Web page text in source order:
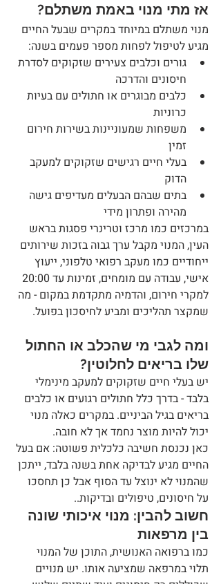
אז מתי מנוי באמת משתלם?
מנוי משתלם במיוחד במקרים שבעל החיים
מגיע לטיפול לפחות מספר פעמים בשנה:
גורים וכלבים צעירים שזקוקים לסדרת
חיסונים והדרכה
כלבים מבוגרים או חתולים עם בעיות
כרוניות
משפחות שמעוניינות בשירות חירום
זמין
בעלי חיים רגישים שזקוקים למעקב
הדוק
בתים שבהם הבעלים מעדיפים גישה
מהירה ופתרון מידי
במרכזים כמו מרכז וטרינרי פסגות בראש
העין, המנוי מקבל ערך גבוה בזכות שירותים
ייחודיים כמו מעקב רפואי טלפוני, ייעוץ
למקרי חירום, והדמיה מתקדמת במקום - מה
שמקצר תהליכים ומביע לחיסכון בפועל.
ומה לגבי מי שהכלב או החתול
שלו בריאים לחלוטין?
יש בעלי חיים שזקוקים למעקב מינימלי
בלבד - בדרך כלל חתולים רגועים או כלבים
בריאים בגיל הביניים. במקרים כאלה מנוי
יכול להיות מוצר נחמד אך לא חובה.
כאן נכנסת חשיבה כלכלית פשוטה: אם בעל
החיים מגיע לבדיקה אחת בשנה בלבד, ייתכן
שהמנוי לא ינוצל עד הסוף אבל כן תחסכו
על חיסונים, טיפולים ובדיקות..
חשוב להבין: מנוי איכותי שונה
בין מרפאות
כמו ברפואה האנושית, התוכן של המנוי
תלוי במרפאה שמציעה אותו. יש מנויים